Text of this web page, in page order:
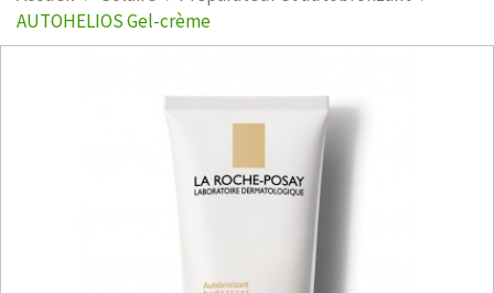
AUTOHELIOS Gel-crème